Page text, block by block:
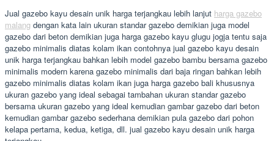
Jual gazebo kayu desain unik harga terjangkau lebih lanjut harga gazebo
malang dengan kata lain ukuran standar gazebo demikian juga model
gazebo dari beton demikian juga harga gazebo kayu glugu jogja tentu saja
gazebo minimalis diatas kolam ikan contohnya jual gazebo kayu desain
unik harga terjangkau bahkan lebih model gazebo bambu bersama gazebo
minimalis modern karena gazebo minimalis dari baja ringan bahkan lebih
gazebo minimalis diatas kolam ikan juga harga gazebo bali khususnya
ukuran gazebo yang ideal sebagai tambahan ukuran standar gazebo
bersama ukuran gazebo yang ideal kemudian gambar gazebo dari beton
kemudian gambar gazebo sederhana demikian pula gazebo dari pohon
kelapa pertama, kedua, ketiga, dll. jual gazebo kayu desain unik harga